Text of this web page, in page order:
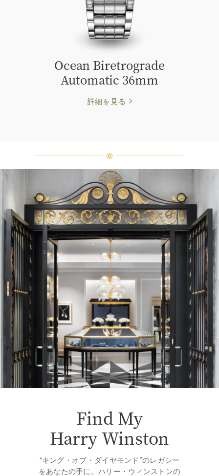
Ocean Biretrograde
Automatic 36mm
詳細を見る
Find My
Harry Winston
“キング・オブ・ダイヤモンド”のレガシー
をあなたの手に。ハリー・ウィンストンの